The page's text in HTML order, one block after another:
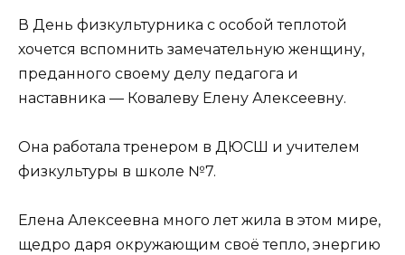
В День физкультурника с особой теплотой
хочется вспомнить замечательную женщину,
преданного своему делу педагога и
наставника — Ковалеву Елену Алексеевну.
Она работала тренером в ДЮСШ и учителем
физкультуры в школе №7.
Елена Алексеевна много лет жила в этом мире,
щедро даря окружающим своё тепло, энергию